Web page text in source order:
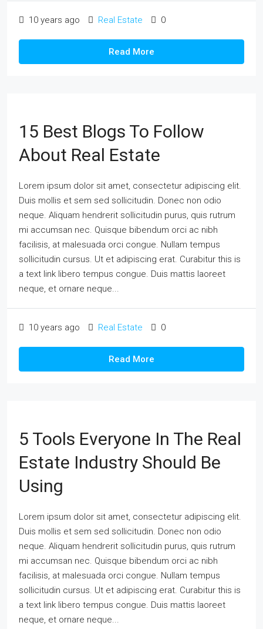
10 years ago Real Estate 0
Read More
15 Best Blogs To Follow
About Real Estate
Lorem ipsum dolor sit amet, consectetur adipiscing elit.
Duis mollis et sem sed sollicitudin. Donec non odio
neque. Aliquam hendrerit sollicitudin purus, quis rutrum
mi accumsan nec. Quisque bibendum orci ac nibh
facilisis, at malesuada orci congue. Nullam tempus
sollicitudin cursus. Ut et adipiscing erat. Curabitur this is
a text link libero tempus congue. Duis mattis laoreet
neque, et ornare neque...
10 years ago Real Estate 0
Read More
5 Tools Everyone In The Real
Estate Industry Should Be
Using
Lorem ipsum dolor sit amet, consectetur adipiscing elit.
Duis mollis et sem sed sollicitudin. Donec non odio
neque. Aliquam hendrerit sollicitudin purus, quis rutrum
mi accumsan nec. Quisque bibendum orci ac nibh
facilisis, at malesuada orci congue. Nullam tempus
sollicitudin cursus. Ut et adipiscing erat. Curabitur this is
a text link libero tempus congue. Duis mattis laoreet
neque, et ornare neque...